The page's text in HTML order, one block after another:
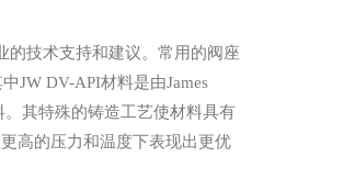
的技术支持和建议。常用的阀座
JW DV-API材料是由James
其特殊的铸造工艺使材料具有
高的压力和温度下表现出更优